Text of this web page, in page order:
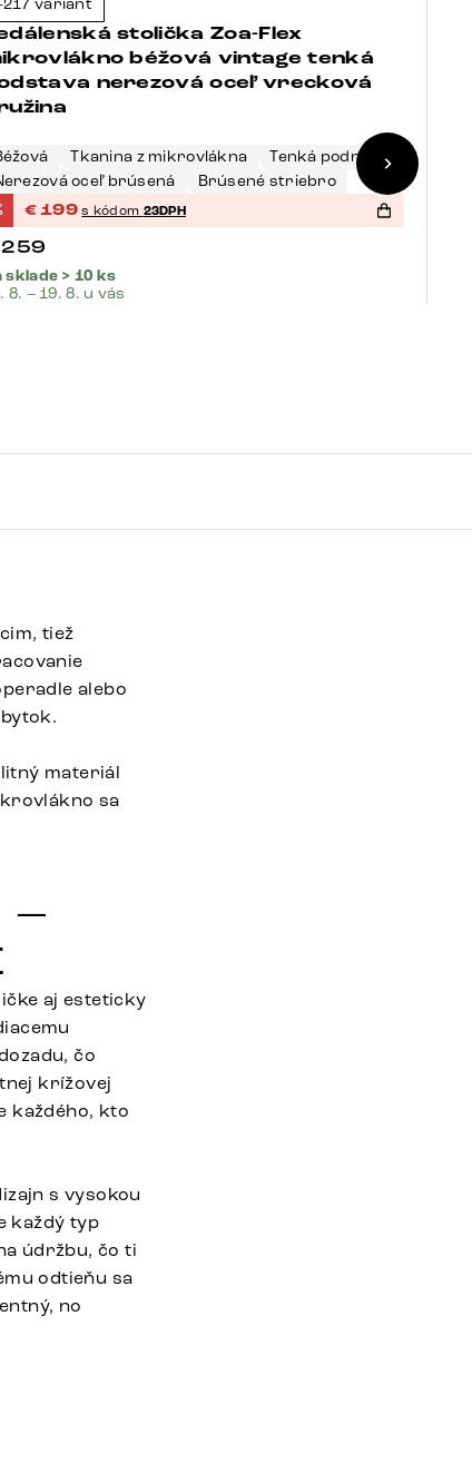
variant
stolička Zoa-Flex
béžová vintage tenká
nerezová oceľ vrecková
Tkanina z mikrovlákna
Tenká podnož
oceľ brúsená
Brúsené striebro
€199 s kódom 23DPH
259
sklade > 10 ks
8. – 19. 8. u vás
tiež
alebo
materiál
sa
–
aj esteticky
čo
krížovej
každého, kto
s vysokou
každý typ
údržbu, čo ti
odtieňu sa
no